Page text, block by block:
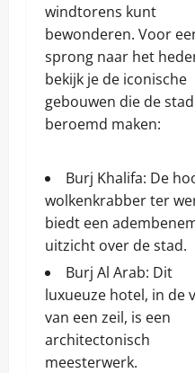
windtorens kunt
bewonderen. Voor
sprong naar het
bekijk je de iconische
gebouwen die de
beroemd maken:
Burj Khalifa: De
wolkenkrabber ter
biedt een
uitzicht over de stad.
Burj Al Arab: Dit
luxueuze hotel, in de
van een zeil, is een
architectonisch
meesterwerk.